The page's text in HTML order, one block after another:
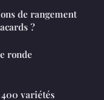
de rangement
?
ronde
variétés